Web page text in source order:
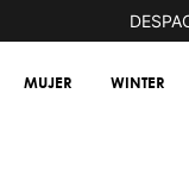
MUJER WINTER